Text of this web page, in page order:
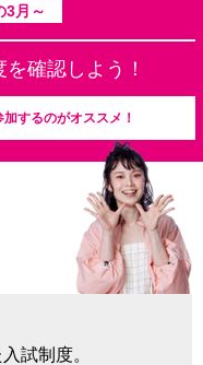
3月～
確認しよう！
するのがオススメ！
試制度。